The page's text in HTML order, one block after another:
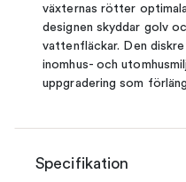
växternas rötter
designen skyddar golv
vattenfläckar. Den
inomhus- och
uppgradering som
Specifikation